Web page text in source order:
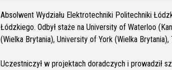
Absolwent Wydziału Elektrotechniki Politechniki
Łódzkiego. Odbył staże na University of Waterloo
(Wielka Brytania), University of York (Wielka
Uczestniczył w projektach doradczych i prowadził